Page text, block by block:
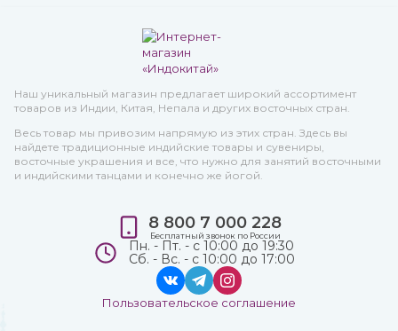
Наш уникальный магазин предлагает широкий ассортимент
товаров из Индии, Китая, Непала и других восточных стран.
Весь товар мы привозим напрямую из этих стран. Здесь вы
найдете традиционные индийские товары и сувениры,
восточные украшения и все, что нужно для занятий восточными
и индийскими танцами и конечно же йогой.
8 800 7 000 228
Бесплатный звонок по России
Пн. - Пт. - с 10:00 до 19:30
Сб. - Вс. - с 10:00 до 17:00
Пользовательское соглашение